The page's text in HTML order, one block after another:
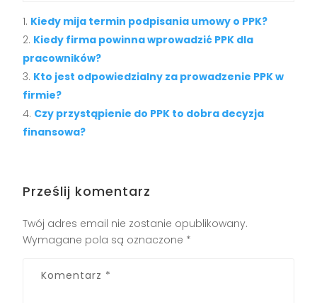
Kiedy mija termin podpisania umowy o PPK?
Kiedy firma powinna wprowadzić PPK dla
pracowników?
Kto jest odpowiedzialny za prowadzenie PPK w
firmie?
Czy przystąpienie do PPK to dobra decyzja
finansowa?
Prześlij komentarz
Twój adres email nie zostanie opublikowany.
Wymagane pola są oznaczone *